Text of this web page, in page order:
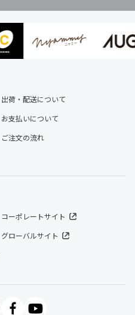
出荷・配送について
お支払いについて
ご注文の流れ
コーポレートサイト
グローバルサイト